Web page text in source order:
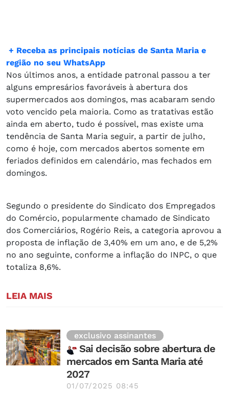
+ Receba as principais notícias de Santa Maria e
região no seu WhatsApp
Nos últimos anos, a entidade patronal passou a ter
alguns empresários favoráveis à abertura dos
supermercados aos domingos, mas acabaram sendo
voto vencido pela maioria. Como as tratativas estão
ainda em aberto, tudo é possível, mas existe uma
tendência de Santa Maria seguir, a partir de julho,
como é hoje, com mercados abertos somente em
feriados definidos em calendário, mas fechados em
domingos.
Segundo o presidente do Sindicato dos Empregados
do Comércio, popularmente chamado de Sindicato
dos Comerciários, Rogério Reis, a categoria aprovou a
proposta de inflação de 3,40% em um ano, e de 5,2%
no ano seguinte, conforme a inflação do INPC, o que
totaliza 8,6%.
LEIA MAIS
exclusivo assinantes
Sai decisão sobre abertura de
mercados em Santa Maria até
2027
01/07/2025 08:45